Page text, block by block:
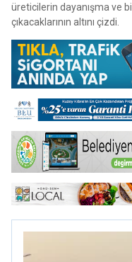
üreticilerin dayanışma ve
çıkacaklarının altını çizdi.